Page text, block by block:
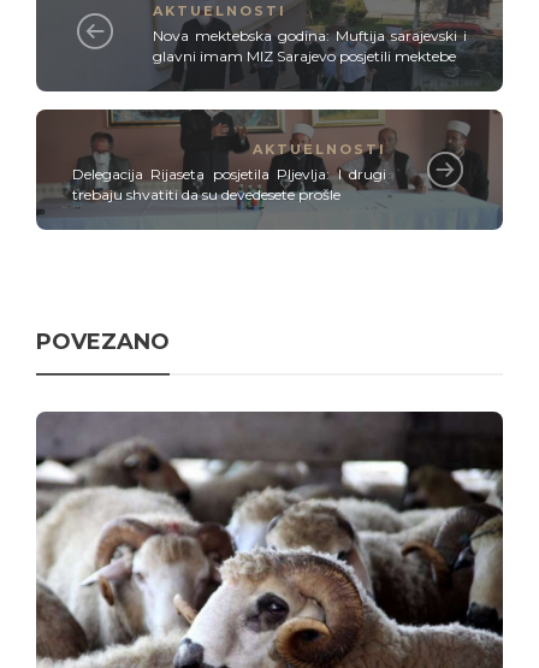
AKTUELNOSTI
Nova mektebska godina: Muftija sarajevski i
glavni imam MIZ Sarajevo posjetili mektebe
AKTUELNOSTI
Delegacija Rijaseta posjetila Pljevlja: I drugi
trebaju shvatiti da su devedesete prošle
POVEZANO